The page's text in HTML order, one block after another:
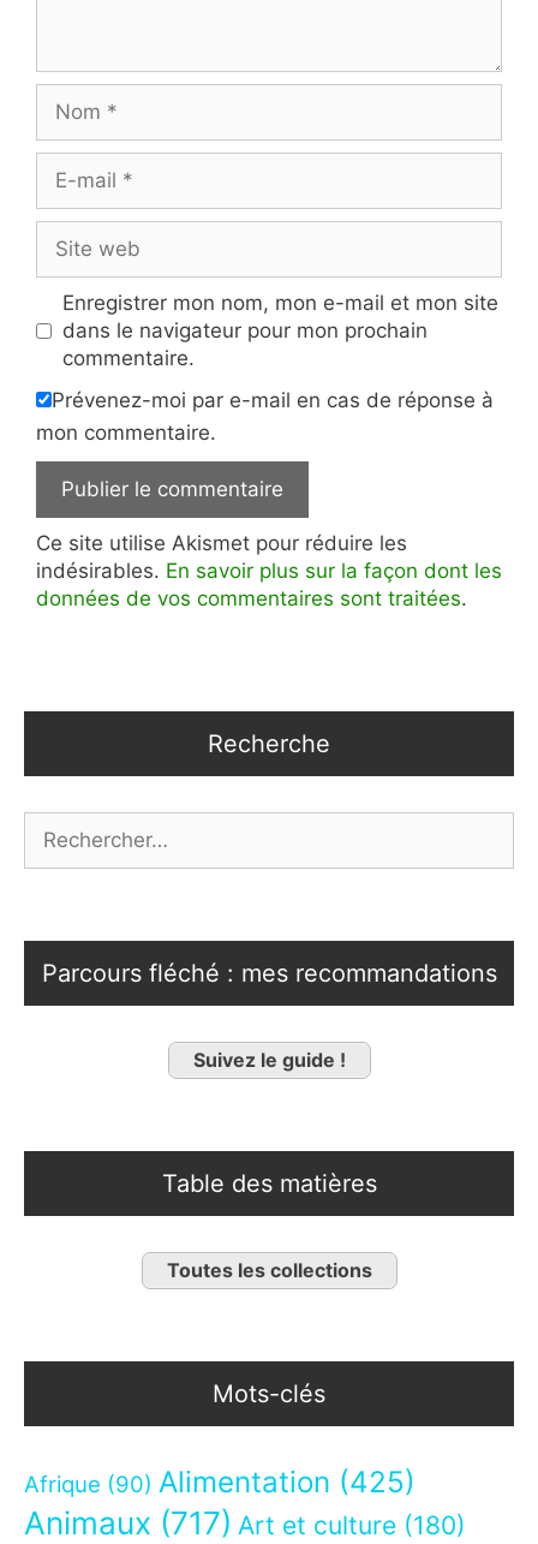
mail
web
Enregistrer mon nom, mon e-mail et mon site
dans le navigateur pour mon prochain
commentaire.
Prévenez-moi par e-mail en cas de réponse à
mon commentaire.
Ce site utilise Akismet pour réduire les
indésirables. En savoir plus sur la façon dont les
données de vos commentaires sont traitées.
Recherche
Parcours fléché : mes recommandations
Suivez le guide !
Table des matières
Toutes les collections
Mots-clés
Afrique (90) Alimentation (425)
Animaux (717) Art et culture (180)